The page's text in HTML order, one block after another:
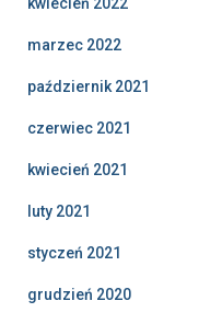
marzec 2022
październik 2021
czerwiec 2021
kwiecień 2021
luty 2021
styczeń 2021
grudzień 2020